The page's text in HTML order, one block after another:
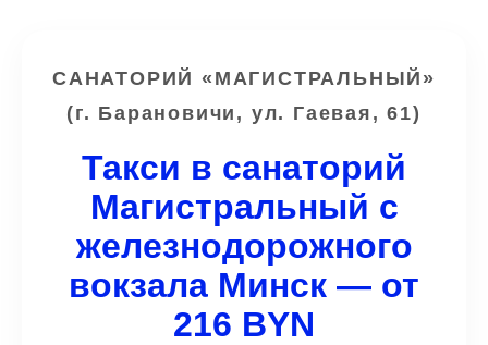
САНАТОРИЙ «МАГИСТРАЛЬНЫЙ»
(г. Барановичи, ул. Гаевая, 61)
Такси в санаторий
Магистральный с
железнодорожного
вокзала Минск — от
216 BYN